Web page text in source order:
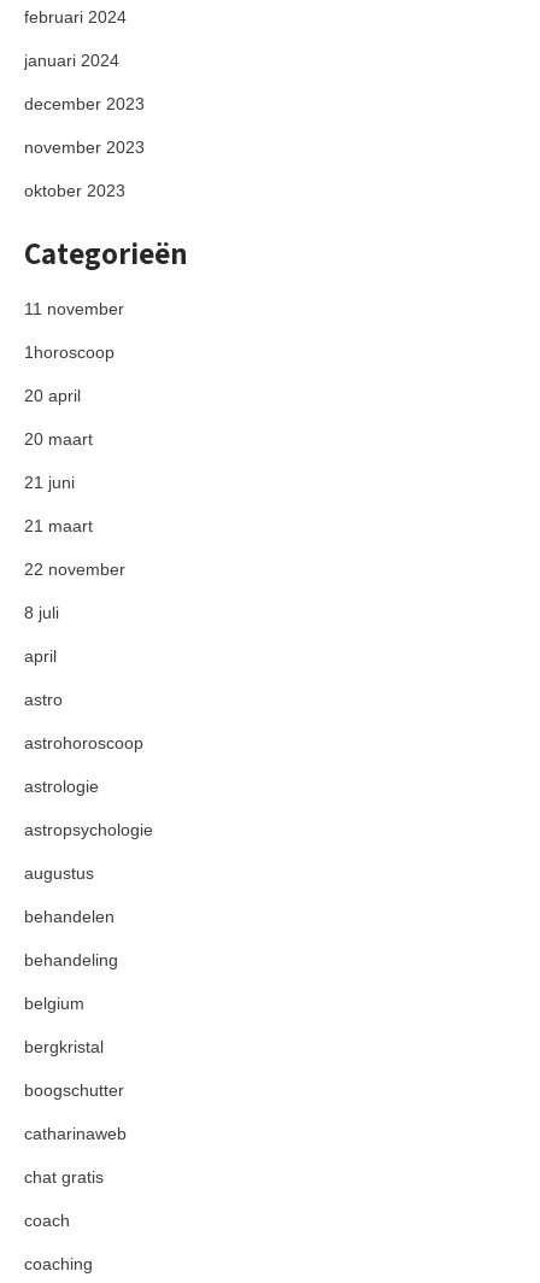
februari 2024
januari 2024
december 2023
november 2023
oktober 2023
Categorieën
11 november
1horoscoop
20 april
20 maart
21 juni
21 maart
22 november
8 juli
april
astro
astrohoroscoop
astrologie
astropsychologie
augustus
behandelen
behandeling
belgium
bergkristal
boogschutter
catharinaweb
chat gratis
coach
coaching